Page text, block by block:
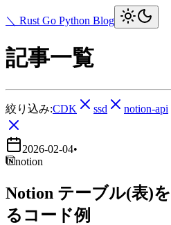
＼ Rust Go Python Blog
記事一覧
絞り込み:CDK ssd notion-api
2026-02-04•
notion
Notion テーブル(表)
るコード例